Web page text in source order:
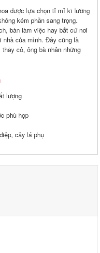
được lựa chọn tỉ mỉ kĩ lưỡng
kém phần sang trọng.
bàn làm việc hay bất cứ nơi
nhà của mình. Đây cũng là
cô, ông bà nhân những
lượng
phù hợp
cây lá phụ